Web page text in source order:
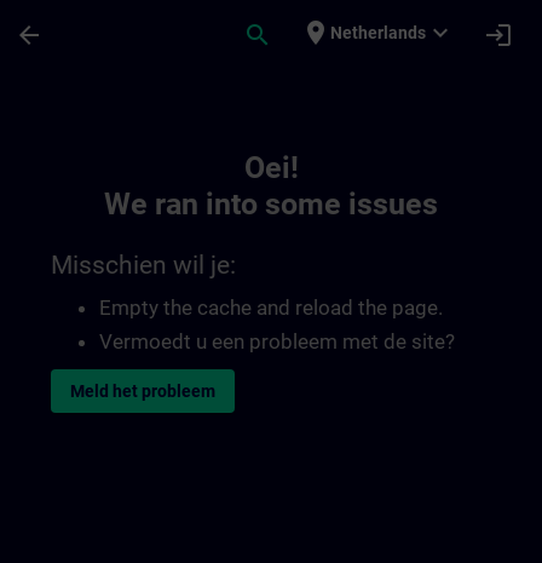
arrow_back search place Netherlands expand_more login
Oei!
We ran into some issues
Misschien wil je:
Empty the cache and reload the page.
Vermoedt u een probleem met de site?
Meld het probleem